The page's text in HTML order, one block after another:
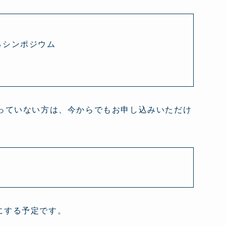
ンポジウム
いない方は、今からでもお申し込みいただけ
る予定です。